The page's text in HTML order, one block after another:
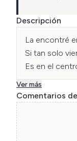
Descripción
La encontré
Si tan solo
Ver más
Comentarios